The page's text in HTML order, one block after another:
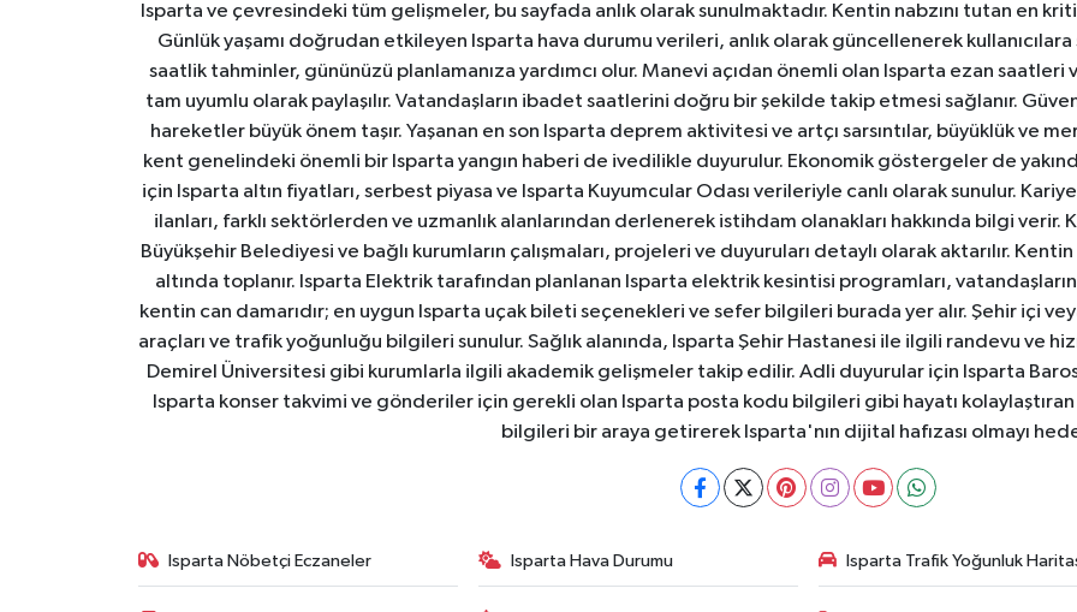
Isparta ve çevresindeki tüm gelişmeler, bu sayfada anlık olarak sunulmaktadır. Kentin nabzını tutan en
Günlük yaşamı doğrudan etkileyen Isparta hava durumu verileri, anlık olarak güncellenerek
saatlik tahminler, gününüzü planlamanıza yardımcı olur. Manevi açıdan önemli olan Isparta ezan
tam uyumlu olarak paylaşılır. Vatandaşların ibadet saatlerini doğru bir şekilde takip etmesi sağlanır.
hareketler büyük önem taşır. Yaşanan en son Isparta deprem aktivitesi ve artçı sarsıntılar, büyüklük ve
kent genelindeki önemli bir Isparta yangın haberi de ivedilikle duyurulur. Ekonomik göstergeler de
için Isparta altın fiyatları, serbest piyasa ve Isparta Kuyumcular Odası verileriyle canlı olarak sunulur.
ilanları, farklı sektörlerden ve uzmanlık alanlarından derlenerek istihdam olanakları hakkında bilgi verir.
Büyükşehir Belediyesi ve bağlı kurumların çalışmaları, projeleri ve duyuruları detaylı olarak aktarılır.
altında toplanır. Isparta Elektrik tarafından planlanan Isparta elektrik kesintisi programları,
kentin can damarıdır; en uygun Isparta uçak bileti seçenekleri ve sefer bilgileri burada yer alır. Şehir içi
araçları ve trafik yoğunluğu bilgileri sunulur. Sağlık alanında, Isparta Şehir Hastanesi ile ilgili randevu ve
Demirel Üniversitesi gibi kurumlarla ilgili akademik gelişmeler takip edilir. Adli duyurular için Isparta
Isparta konser takvimi ve gönderiler için gerekli olan Isparta posta kodu bilgileri gibi hayatı
bilgileri bir araya getirerek Isparta'nın dijital hafızası olmayı
Isparta Nöbetçi Eczaneler Isparta Hava Durumu Isparta Trafik Yoğunluk